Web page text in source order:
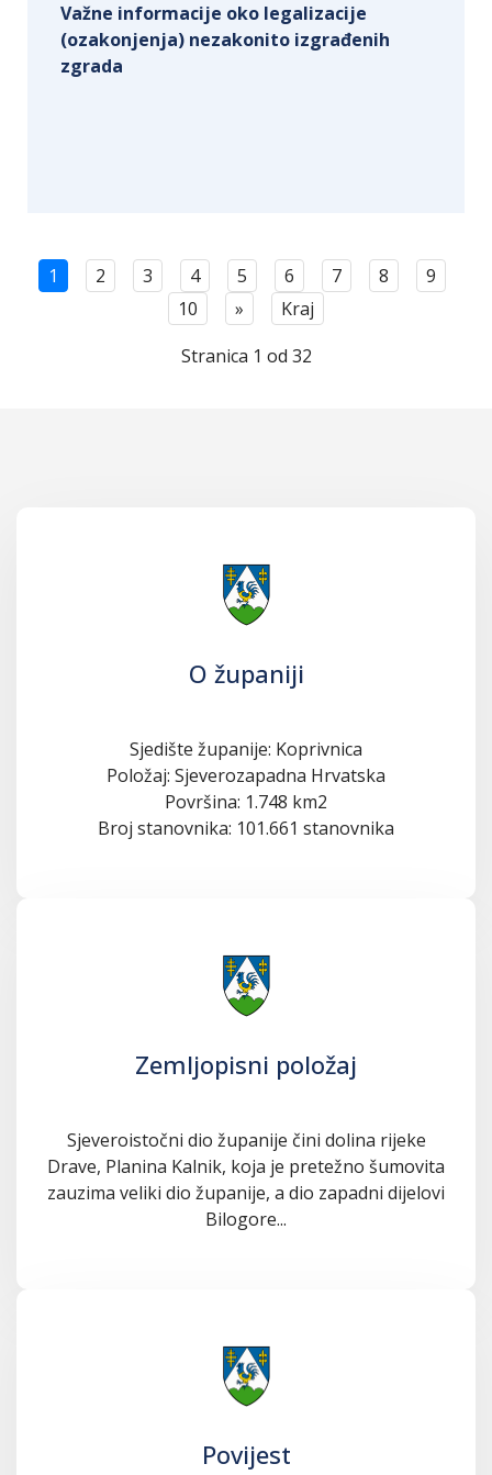
Važne informacije oko legalizacije
(ozakonjenja) nezakonito izgrađenih
zgrada
1 2 3 4 5 6 7 8
9
10
»
Kraj
Stranica 1 od 32
O županiji
Sjedište županije: Koprivnica
Položaj: Sjeverozapadna Hrvatska
Površina: 1.748 km2
Broj stanovnika: 101.661 stanovnika
Zemljopisni položaj
Sjeveroistočni dio županije čini dolina rijeke
Drave, Planina Kalnik, koja je pretežno šumovita
zauzima veliki dio županije, a dio zapadni dijelovi
Bilogore...
Povijest